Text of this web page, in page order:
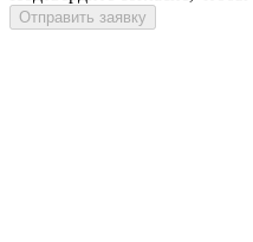
Отправить заявку